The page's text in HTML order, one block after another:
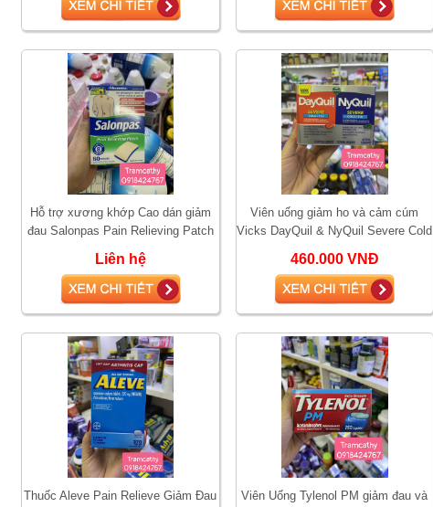
Hỗ trợ xương khớp Cao dán giảm
đau Salonpas Pain Relieving Patch
60 miếng
Liên hệ
Viên uống giảm ho và cảm cúm
Vicks DayQuil & NyQuil Severe Cold
460.000 VNĐ
Thuốc Aleve Pain Relieve Giảm Đau Viên Uống Tylenol PM giảm đau và